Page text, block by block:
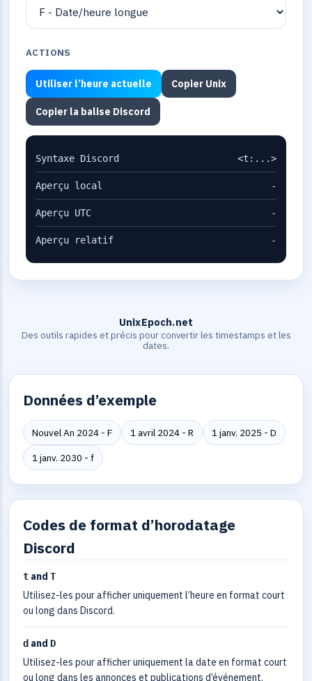
ACTIONS
Utiliser l’heure actuelle Copier Unix
Copier la balise Discord
Syntaxe Discord <t:...>
Aperçu local -
Aperçu UTC -
Aperçu relatif -
UnixEpoch.net
Des outils rapides et précis pour convertir les timestamps et les
dates.
Données d’exemple
Nouvel An 2024 - F 1 avril 2024 - R
1 janv. 2025 - D
1 janv. 2030 - f
Codes de format d’horodatage
Discord
t and T
Utilisez-les pour afficher uniquement l’heure en format court
ou long dans Discord.
d and D
Utilisez-les pour afficher uniquement la date en format court
ou long dans les annonces et publications d’événement.